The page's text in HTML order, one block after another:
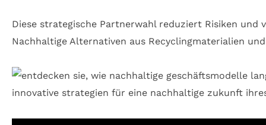
Diese strategische Partnerwahl reduziert Risiken
Nachhaltige Alternativen aus Recyclingmaterialien